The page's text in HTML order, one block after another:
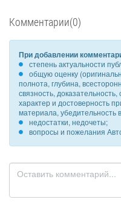
Комментарии(0)
При добавлении
степень актуальности
общую оценку
полнота, глубина,
связность,
характер и достоверность
материала, убедительность
недостатки, недочеты;
вопросы и пожелания